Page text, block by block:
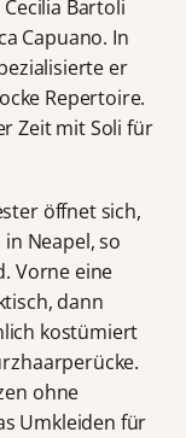
Bartoli
Capuano. In
er
Repertoire.
Zeit mit Soli für
öffnet sich,
Neapel, so
Vorne eine
dann
kostümiert
ohne
Umkleiden für